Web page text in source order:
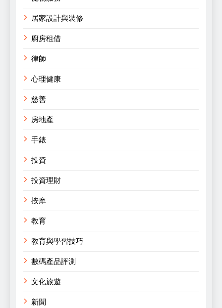
居家設計與裝修
廚房租借
律師
心理健康
慈善
房地產
手錶
投資
投資理財
按摩
教育
教育與學習技巧
數碼產品評測
文化旅遊
新聞